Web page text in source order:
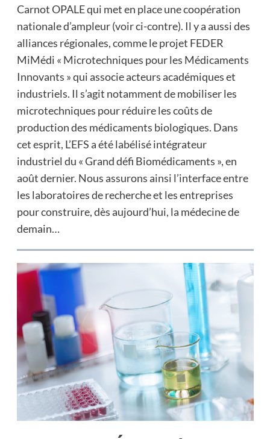
Carnot OPALE qui met en place une coopération
natio­nale d’ampleur (voir ci-contre). Il y a aussi des
alliances régionales, comme le pro­jet FEDER
MiMédi « Microtechniques pour les Médicaments
Innovants » qui associe acteurs académiques et
indus­triels. Il s’agit notamment de mobiliser les
microtechniques pour réduire les coûts de
production des médicaments biologiques. Dans
cet esprit, L’EFS a été labélisé intégrateur
industriel du « Grand défi Biomédicaments », en
août dernier. Nous assurons ainsi l’interface entre
les laboratoires de recherche et les entreprises
pour construire, dès aujourd’hui, la médecine de
demain…